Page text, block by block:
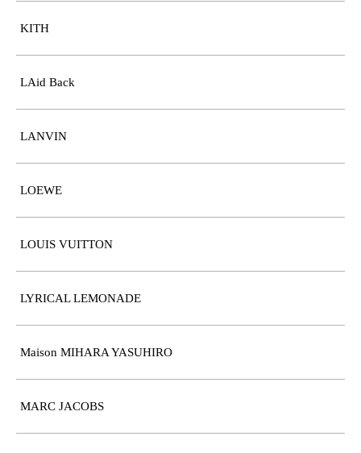
KITH
LAid Back
LANVIN
LOEWE
LOUIS VUITTON
LYRICAL LEMONADE
Maison MIHARA YASUHIRO
MARC JACOBS